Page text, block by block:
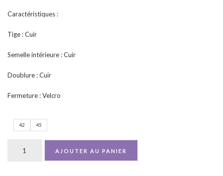
Caractéristiques :
Tige : Cuir
Semelle intérieure : Cuir
Doublure : Cuir
Fermeture : Velcro
42 45
AJOUTER AU PANIER